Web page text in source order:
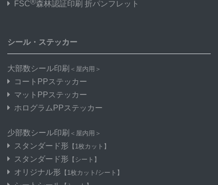
FSC
森林認証印刷 折パンフレット
シール・ステッカー
大部数シール印刷 ＜屋内用＞
コートPPステッカー
マットPPステッカー
ホログラムPPステッカー
少部数シール印刷 ＜屋内用＞
スタンダード形 【1枚カット】
スタンダード形 【シート】
オリジナル形 【1枚カット/シート】